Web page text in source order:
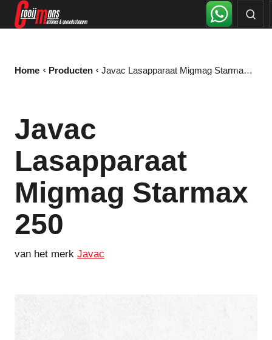
Home Producten Javac Lasapparaat Migmag Starmax 250
Javac
Lasapparaat
Migmag Starmax
250
van het merk Javac